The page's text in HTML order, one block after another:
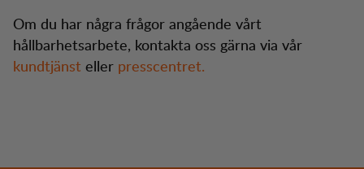
Om du har några frågor angående vårt
hållbarhetsarbete, kontakta oss gärna via vår
kundtjänst eller presscentret.